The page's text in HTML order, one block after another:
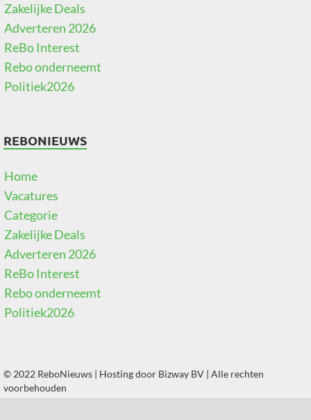
Zakelijke Deals
Adverteren 2026
ReBo Interest
Rebo onderneemt
Politiek2026
REBONIEUWS
Home
Vacatures
Categorie
Zakelijke Deals
Adverteren 2026
ReBo Interest
Rebo onderneemt
Politiek2026
© 2022 ReboNieuws | Hosting door Bizway BV | Alle rechten
voorbehouden